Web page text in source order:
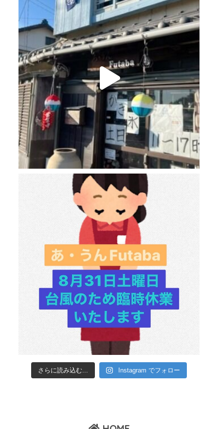
さらに読み込む... Instagram でフォロー